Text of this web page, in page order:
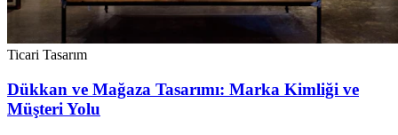
Ticari Tasarım
Dükkan ve Mağaza Tasarımı: Marka Kimliği ve
Müşteri Yolu